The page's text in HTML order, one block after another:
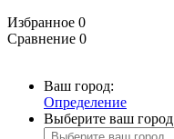
Избранное 0
Сравнение 0
Ваш город:
Определение
Выберите ваш город